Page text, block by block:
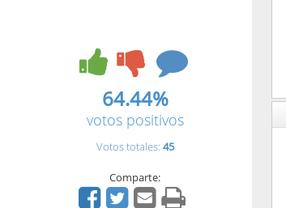
64.44%
votos positivos
Votos totales: 45
Comparte: